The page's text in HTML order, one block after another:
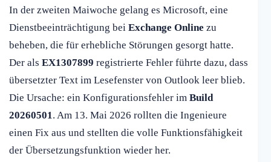
In der zweiten Maiwoche gelang es Microsoft, eine
Dienstbeeinträchtigung bei Exchange Online zu
beheben, die für erhebliche Störungen gesorgt hatte.
Der als EX1307899 registrierte Fehler führte dazu, dass
übersetzter Text im Lesefenster von Outlook leer blieb.
Die Ursache: ein Konfigurationsfehler im Build
20260501. Am 13. Mai 2026 rollten die Ingenieure
einen Fix aus und stellten die volle Funktionsfähigkeit
der Übersetzungsfunktion wieder her.